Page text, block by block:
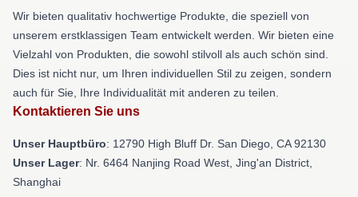
Wir bieten qualitativ hochwertige Produkte, die speziell von
unserem erstklassigen Team entwickelt werden. Wir bieten eine
Vielzahl von Produkten, die sowohl stilvoll als auch schön sind.
Dies ist nicht nur, um Ihren individuellen Stil zu zeigen, sondern
auch für Sie, Ihre Individualität mit anderen zu teilen.
Kontaktieren Sie uns
Unser Hauptbüro: 12790 High Bluff Dr. San Diego, CA 92130
Unser Lager: Nr. 6464 Nanjing Road West, Jing'an District,
Shanghai